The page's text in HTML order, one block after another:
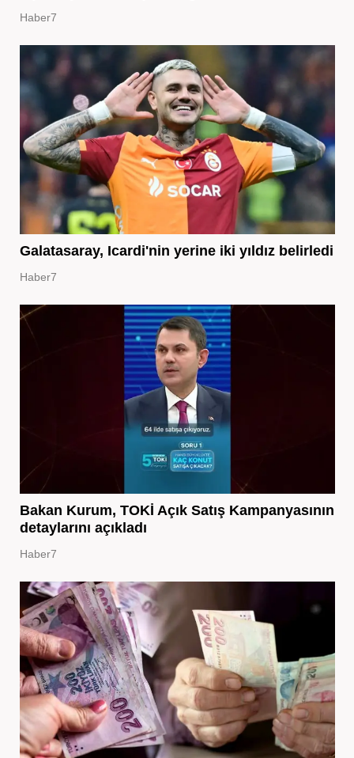
Haber7
Galatasaray, Icardi'nin yerine iki yıldız belirledi
Haber7
Bakan Kurum, TOKİ Açık Satış Kampanyasının
detaylarını açıkladı
Haber7